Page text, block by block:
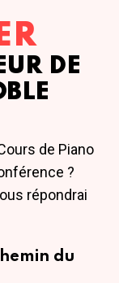
DE
de Piano
?
répondrai
du